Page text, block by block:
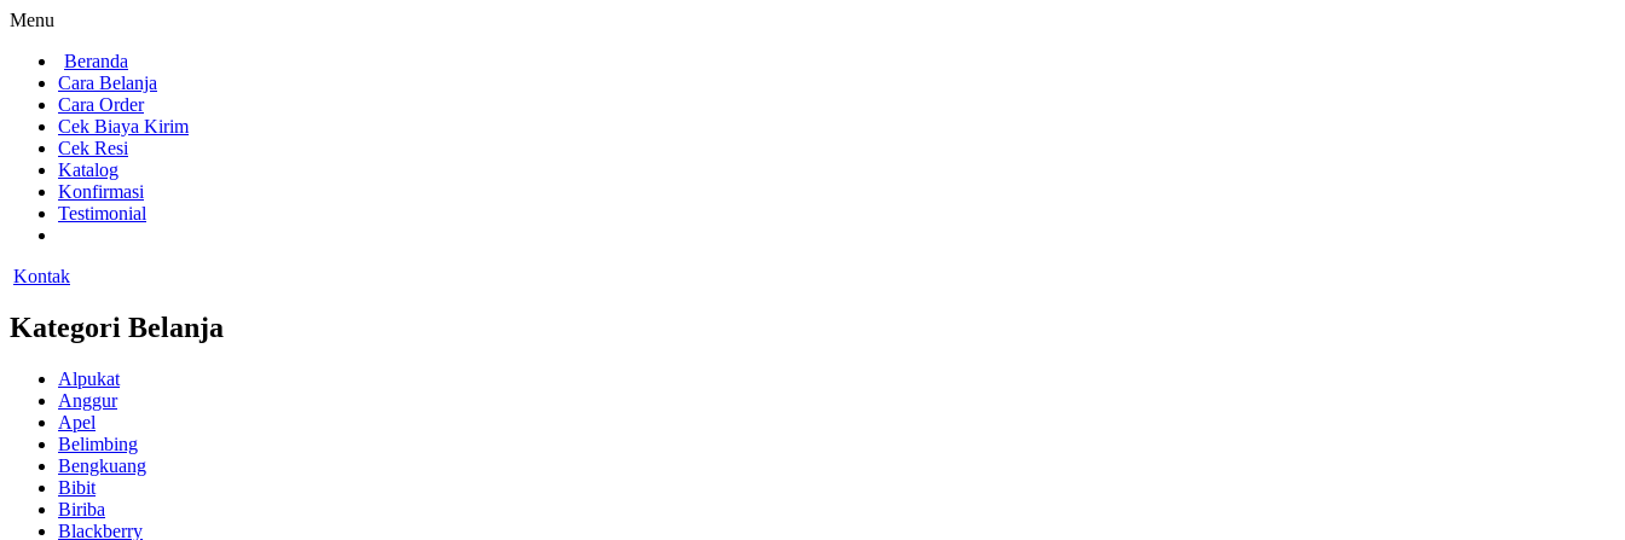
Menu
Beranda
Cara Belanja
Cara Order
Cek Biaya Kirim
Cek Resi
Katalog
Konfirmasi
Testimonial
Kontak
Kategori Belanja
Alpukat
Anggur
Apel
Belimbing
Bengkuang
Bibit
Biriba
Blackberry